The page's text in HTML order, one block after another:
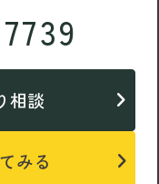
相談
みる